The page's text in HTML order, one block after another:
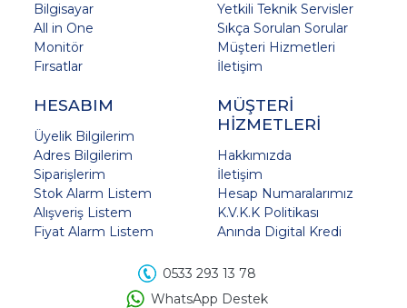
Bilgisayar
All in One
Monitör
Fırsatlar
Yetkili Teknik Servisler
Sıkça Sorulan Sorular
Müşteri Hizmetleri
İletişim
HESABIM
Üyelik Bilgilerim
Adres Bilgilerim
Siparişlerim
Stok Alarm Listem
Alışveriş Listem
Fiyat Alarm Listem
MÜŞTERİ
HİZMETLERİ
Hakkımızda
İletişim
Hesap Numaralarımız
K.V.K.K Politikası
Anında Digital Kredi
0533 293 13 78
WhatsApp Destek